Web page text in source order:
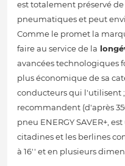
est totalement préservé
pneumatiques et peut
Comme le promet la
faire au service de la
avancées technologiques
plus économique de sa
conducteurs qui l'utilisent
recommandent (d'après
pneu ENERGY SAVER+,
citadines et les berlines
à 16'' et en plusieurs